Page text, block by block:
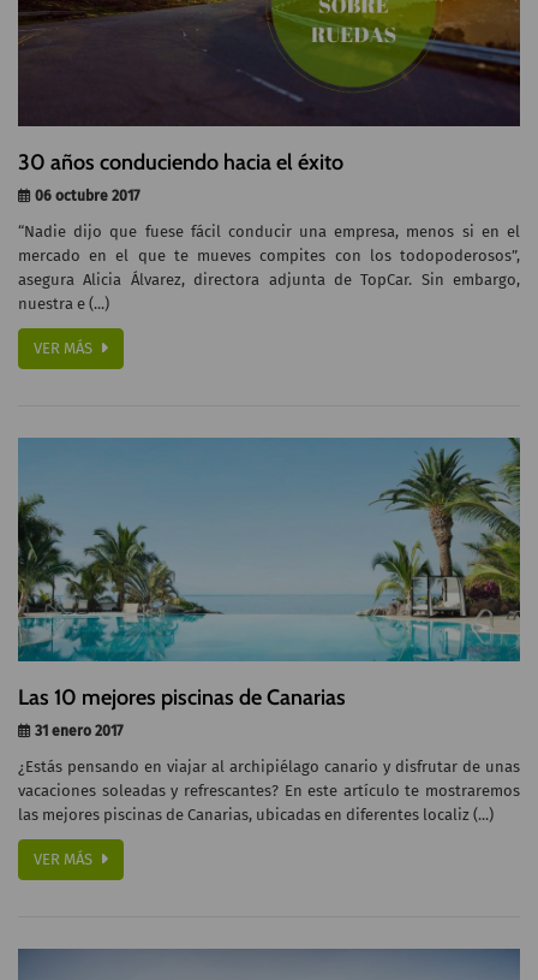
30 años conduciendo hacia el éxito
06 octubre 2017
“Nadie dijo que fuese fácil conducir una empresa, menos si en el
mercado en el que te mueves compites con los todopoderosos”,
asegura Alicia Álvarez, directora adjunta de TopCar. Sin embargo,
nuestra e (...)
VER MÁS
Las 10 mejores piscinas de Canarias
31 enero 2017
¿Estás pensando en viajar al archipiélago canario y disfrutar de unas
vacaciones soleadas y refrescantes? En este artículo te mostraremos
las mejores piscinas de Canarias, ubicadas en diferentes localiz (...)
VER MÁS